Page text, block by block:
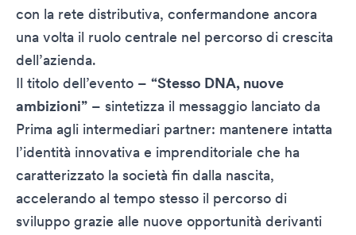
con la rete distributiva, confermandone ancora
una volta il ruolo centrale nel percorso di crescita
dell’azienda.
Il titolo dell’evento – “Stesso DNA, nuove
ambizioni” – sintetizza il messaggio lanciato da
Prima agli intermediari partner: mantenere intatta
l’identità innovativa e imprenditoriale che ha
caratterizzato la società fin dalla nascita,
accelerando al tempo stesso il percorso di
sviluppo grazie alle nuove opportunità derivanti